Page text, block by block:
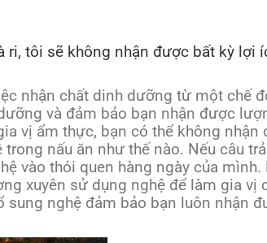
tôi sẽ không nhận được bất kỳ lợi
nhận chất dinh dưỡng từ một chế
và đảm bảo bạn nhận được
vị ẩm thực, bạn có thể không nhận
nấu ăn như thế nào. Nếu câu
vào thói quen hàng ngày của
xuyên sử dụng nghệ để làm gia vị
nghệ đảm bảo bạn luôn nhận